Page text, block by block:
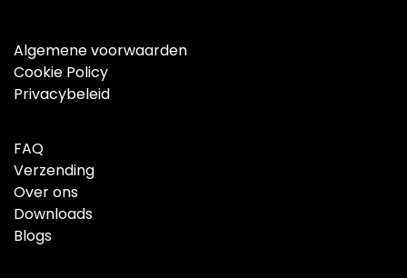
Algemene voorwaarden
Cookie Policy
Privacybeleid
FAQ
Verzending
Over ons
Downloads
Blogs